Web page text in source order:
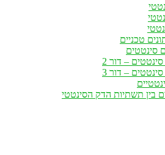
טכניים
סינטטים
– דור 2
– דור 3
בין תשתיות הדק הסינטטי